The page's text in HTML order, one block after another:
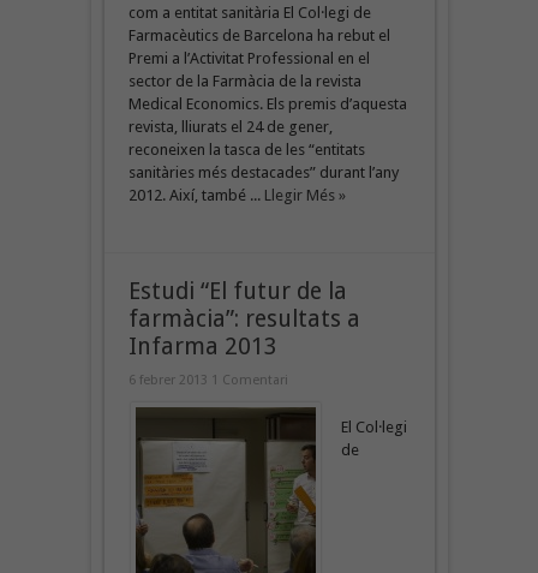
com a entitat sanitària El Col·legi de
Farmacèutics de Barcelona ha rebut el
Premi a l’Activitat Professional en el
sector de la Farmàcia de la revista
Medical Economics. Els premis d’aquesta
revista, lliurats el 24 de gener,
reconeixen la tasca de les “entitats
sanitàries més destacades” durant l’any
2012. Així, també ... Llegir Més »
Estudi “El futur de la
farmàcia”: resultats a
Infarma 2013
6 febrer 2013 1 Comentari
El Col·legi
de